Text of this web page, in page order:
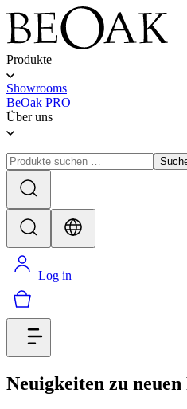
Produkte
Showrooms
BeOak PRO
Über uns
Log in
Neuigkeiten zu